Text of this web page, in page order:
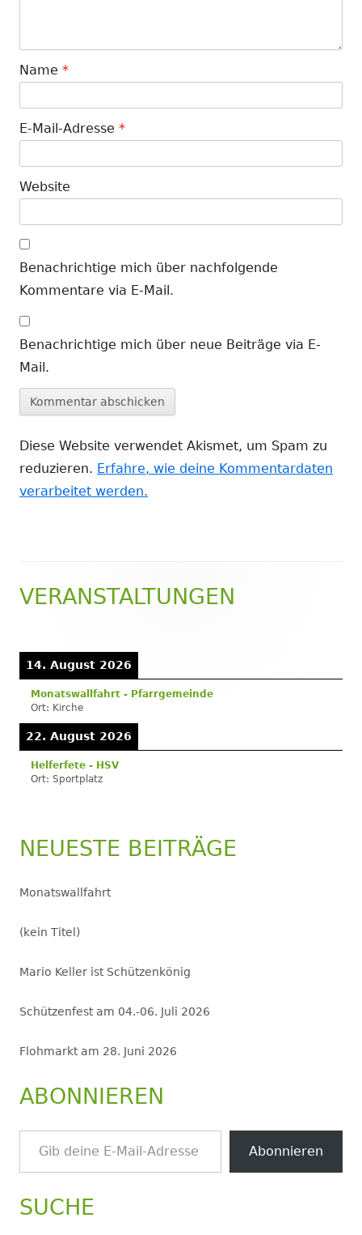
Name *
E-Mail-Adresse *
Website
Benachrichtige mich über nachfolgende
Kommentare via E-Mail.
Benachrichtige mich über neue Beiträge via E-
Mail.
Diese Website verwendet Akismet, um Spam zu
reduzieren. Erfahre, wie deine Kommentardaten
verarbeitet werden.
Haupt-
VERANSTALTUNGEN
14. August 2026
Monatswallfahrt - Pfarrgemeinde
Ort: Kirche
22. August 2026
Helferfete - HSV
Ort: Sportplatz
NEUESTE BEITRÄGE
Monatswallfahrt
(kein Titel)
Mario Keller ist Schützenkönig
Schützenfest am 04.-06. Juli 2026
Flohmarkt am 28. Juni 2026
ABONNIEREN
Gib deine E-Mail-Adresse ein ...
Abonnieren
SUCHE